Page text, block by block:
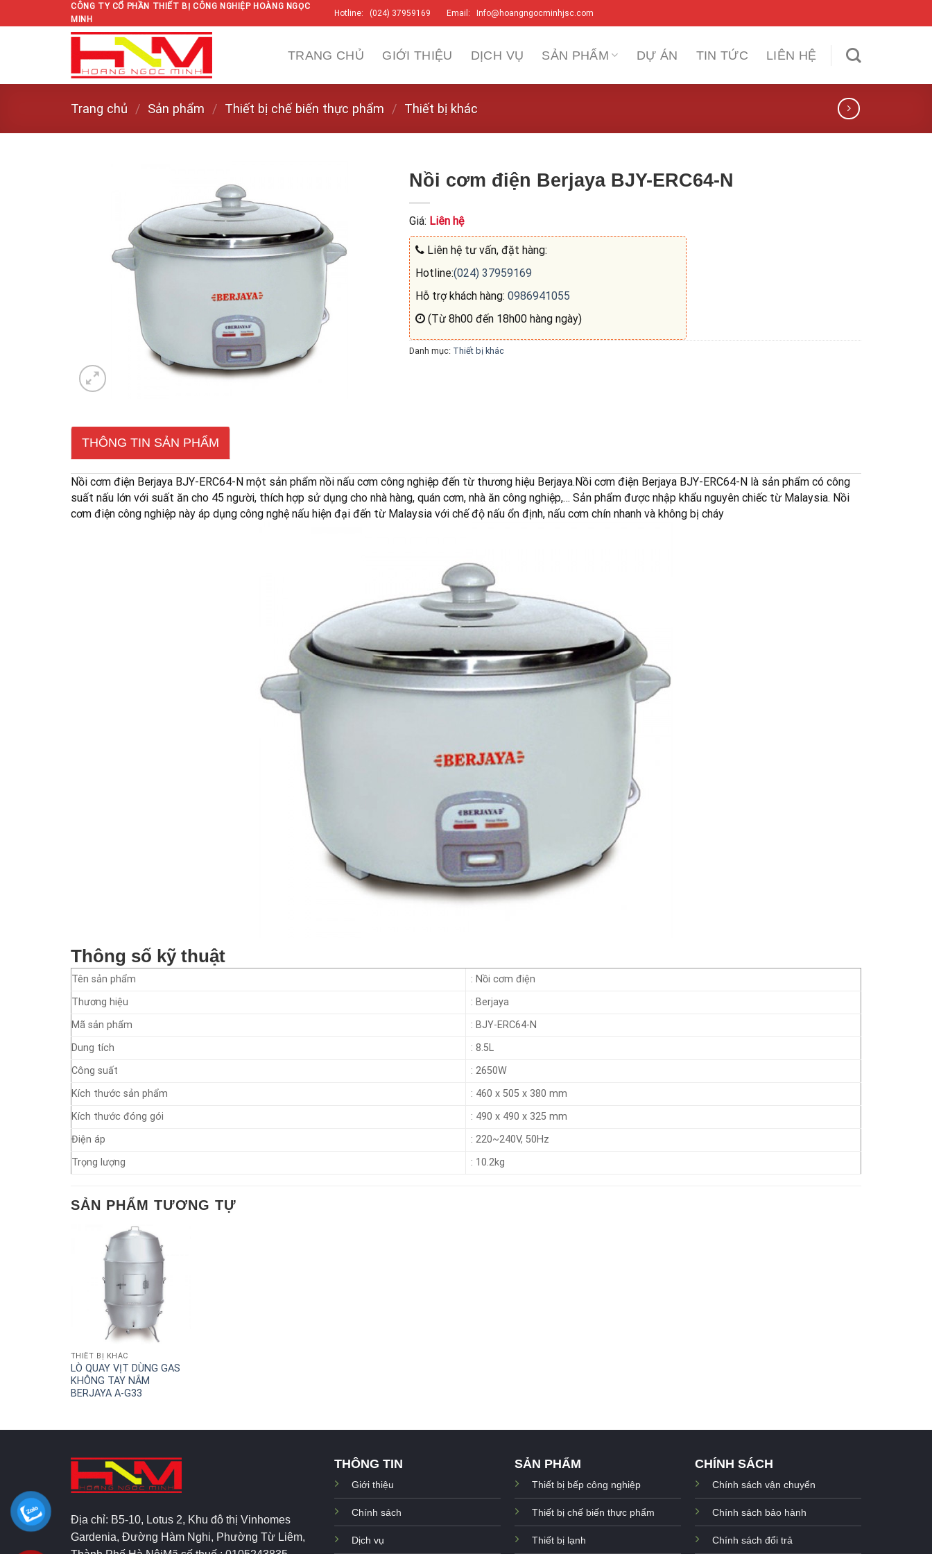
to
CÔNG TY CỔ PHẦN THIẾT BỊ CÔNG NGHIỆP HOÀNG NGỌC
MINH
Hotline: (024) 37959169 Email: Info@hoangngocminhjsc.com
TRANG CHỦ GIỚI THIỆU DỊCH VỤ SẢN PHẨM DỰ ÁN TIN TỨC LIÊN HỆ
Trang chủ / Sản phẩm / Thiết bị chế biến thực phẩm / Thiết bị khác
Nồi cơm điện Berjaya BJY-ERC64-N
Giá: Liên hệ
Liên hệ tư vấn, đặt hàng:
Hotline:(024) 37959169
Hỗ trợ khách hàng: 0986941055
(Từ 8h00 đến 18h00 hàng ngày)
Danh mục: Thiết bị khác
THÔNG TIN SẢN PHẨM
Nồi cơm điện Berjaya BJY-ERC64-N một sản phẩm nồi nấu cơm công nghiệp đến từ thương hiệu Berjaya.Nồi cơm điện Berjaya BJY-ERC64-N là sản phẩm có công
suất nấu lớn với suất ăn cho 45 người, thích hợp sử dụng cho nhà hàng, quán cơm, nhà ăn công nghiệp,… Sản phẩm được nhập khẩu nguyên chiếc từ Malaysia. Nồi
cơm điện công nghiệp này áp dụng công nghệ nấu hiện đại đến từ Malaysia với chế độ nấu ổn định, nấu cơm chín nhanh và không bị cháy
Thông số kỹ thuật
Tên sản phẩm
: Nồi cơm điện
Thương hiệu
: Berjaya
Mã sản phẩm
: BJY-ERC64-N
Dung tích
: 8.5L
Công suất
: 2650W
Kích thước sản phẩm
: 460 x 505 x 380 mm
Kích thước đóng gói
: 490 x 490 x 325 mm
Điện áp
: 220~240V, 50Hz
Trọng lượng
: 10.2kg
SẢN PHẨM TƯƠNG TỰ
THIẾT BỊ KHÁC
LÒ QUAY VỊT DÙNG GAS
KHÔNG TAY NẮM
BERJAYA A-G33
Địa chỉ: B5-10, Lotus 2, Khu đô thị Vinhomes
Gardenia, Đường Hàm Nghi, Phường Từ Liêm,
THÔNG TIN
Giới thiệu
Chính sách
Dịch vụ
SẢN PHẨM
Thiết bị bếp công nghiệp
Thiết bị chế biến thực phẩm
Thiết bị lạnh
CHÍNH SÁCH
Chính sách vận chuyển
Chính sách bảo hành
Chính sách đổi trả